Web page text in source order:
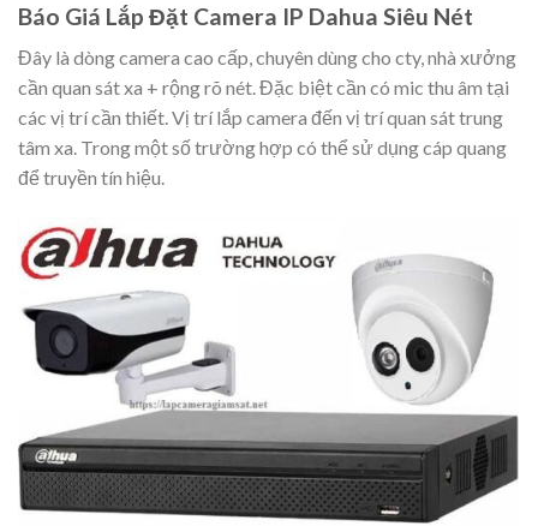
Báo Giá Lắp Đặt Camera IP Dahua Siêu Nét
Đây là dòng camera cao cấp, chuyên dùng cho cty, nhà xưởng
cần quan sát xa + rộng rõ nét. Đặc biệt cần có mic thu âm tại
các vị trí cần thiết. Vị trí lắp camera đến vị trí quan sát trung
tâm xa. Trong một số trường hợp có thể sử dụng cáp quang
để truyền tín hiệu.